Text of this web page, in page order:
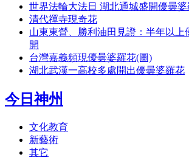
世界法輪大法日 湖北通城盛開優曇
清代禪寺現奇花
山東東營、勝利油田見證：半年以上
開
台灣嘉義頻現優曇婆羅花(圖)
湖北武漢一高校多處開出優曇婆羅花
今日神州
文化教育
新藝術
其它